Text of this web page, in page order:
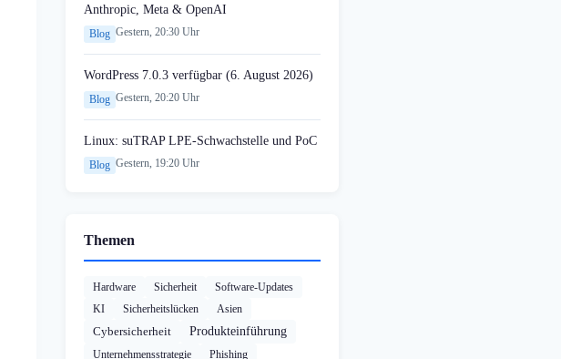
Anthropic, Meta & OpenAI
Blog Gestern, 20:30 Uhr
WordPress 7.0.3 verfügbar (6. August 2026)
Blog Gestern, 20:20 Uhr
Linux: suTRAP LPE-Schwachstelle und PoC
Blog Gestern, 19:20 Uhr
Themen
Hardware Sicherheit
Software-Updates
KI
Sicherheitslücken Asien
Cybersicherheit Produkteinführung
Unternehmensstrategie Phishing